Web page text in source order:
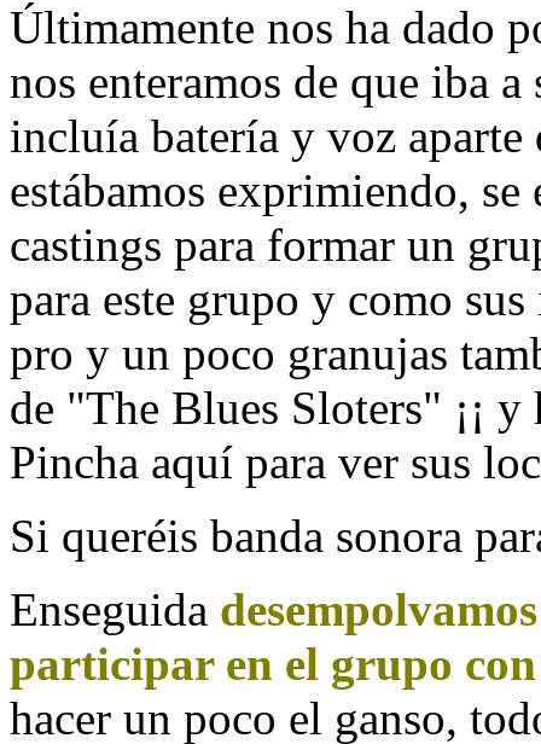
Últimamente nos ha dado
nos enteramos de que iba
incluía batería y voz
estábamos exprimiendo, se
castings para formar un
para este grupo y como
pro y un poco granujas
de "The Blues Sloters" ¡¡
Pincha aquí para ver sus
Si queréis banda sonora
Enseguida
participar en el grupo
hacer un poco el ganso,